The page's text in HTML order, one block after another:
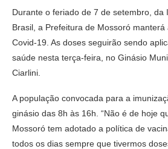
Durante o feriado de 7 de setembro, da
Brasil, a Prefeitura de Mossoró
Covid-19. As doses seguirão sendo
saúde nesta terça-feira, no Ginásio
Ciarlini.
A população convocada para a
ginásio das 8h às 16h. “Não é de hoje
Mossoró tem adotado a política de
todos os dias sempre que tivermos